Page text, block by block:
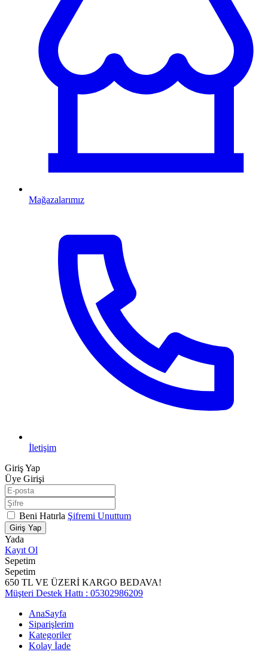
Mağazalarımız
İletişim
Giriş Yap
Üye Girişi
Beni Hatırla Şifremi Unuttum
Giriş Yap
Yada
Kayıt Ol
Sepetim
Sepetim
650 TL VE ÜZERİ KARGO BEDAVA!
Müşteri Destek Hattı : 05302986209
AnaSayfa
Siparişlerim
Kategoriler
Kolay İade